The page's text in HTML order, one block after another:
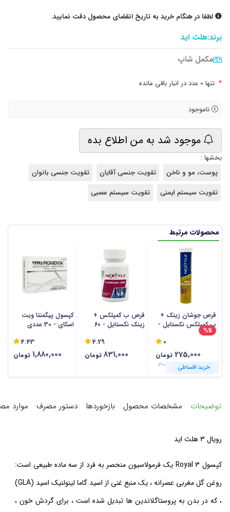
لطفا در هنگام خرید به تاریخ انقضای محصول دقت نمایید.
برند:هلث اید
مکمل شاپ
• تنها 0 عدد در انبار باقی مانده
ناموجود
موجود شد به من اطلاع بده
بخشها :
پوست، مو و ناخن
تقویت جنسی آقایان
تقویت جنسی بانوان
تقویت سیستم ایمنی
تقویت سیستم عصبی
محصولات مرتبط
قرص جوشان زینک +
ب کمپلکس نکستایل -
20 عددی
0
%11
275,000 تومان
308,000خرید اقساطی
قرص ب کمپلکس +
زینک نکستایل - 60
4.29
831,000 تومان
خرید اقساطی
کپسول پیگمنتا ویت
اسکای - 30 عددی
4.43
1,880,000 تومان
خرید اقساطی
خرید اقساطی
خرید اقساطی
خرید اقساطی
خرید اقساطی
خرید اقساطی
خرید اقساطی
خرید اقساطی
خرید اقساطی
خرید اقساطی
توضیحات مشخصات محصول بازخوردها دستور مصرف موارد
رویال 3 هلث اید
کپسول Royal 3 یک فرمولاسیون منحصر به فرد از سه ماده طبیعی است:
روغن گل مغربی عصرانه ، یک منبع غنی از اسید گاما لینولنیک اسید (GLA)
، که در بدن به پروستاگلاندین ها تبدیل شده است ، برای گردش خون ،